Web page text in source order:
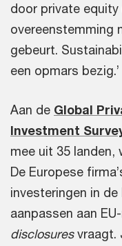
door private equity
overeenstemming
gebeurt.
een opmars bezig.’
Aan de Global
Investment
mee uit 35 landen,
De Europese
investeringen in
aanpassen aan
disclosuresvraagt.